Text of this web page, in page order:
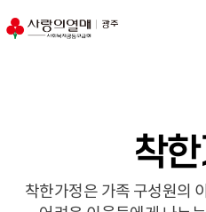
착
착한가정은 가족 구성원의